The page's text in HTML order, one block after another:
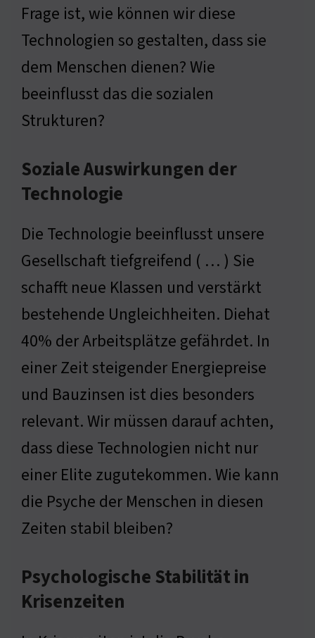
Frage ist, wie können wir diese
Technologien so gestalten, dass sie
dem Menschen dienen? Wie
beeinflusst das die sozialen
Strukturen?
Soziale Auswirkungen der
Technologie
Die Technologie beeinflusst unsere
Gesellschaft tiefgreifend ( … ) Sie
schafft neue Klassen und verstärkt
bestehende Ungleichheiten. Diehat
40% der Arbeitsplätze gefährdet. In
einer Zeit steigender Energiepreise
und Bauzinsen ist dies besonders
relevant. Wir müssen darauf achten,
dass diese Technologien nicht nur
einer Elite zugutekommen. Wie kann
die Psyche der Menschen in diesen
Zeiten stabil bleiben?
Psychologische Stabilität in
Krisenzeiten